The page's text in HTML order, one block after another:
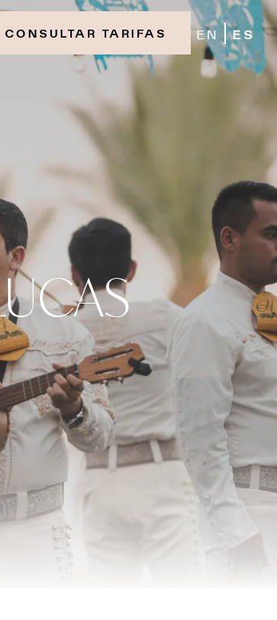
CONSULTAR TARIFAS EN ES